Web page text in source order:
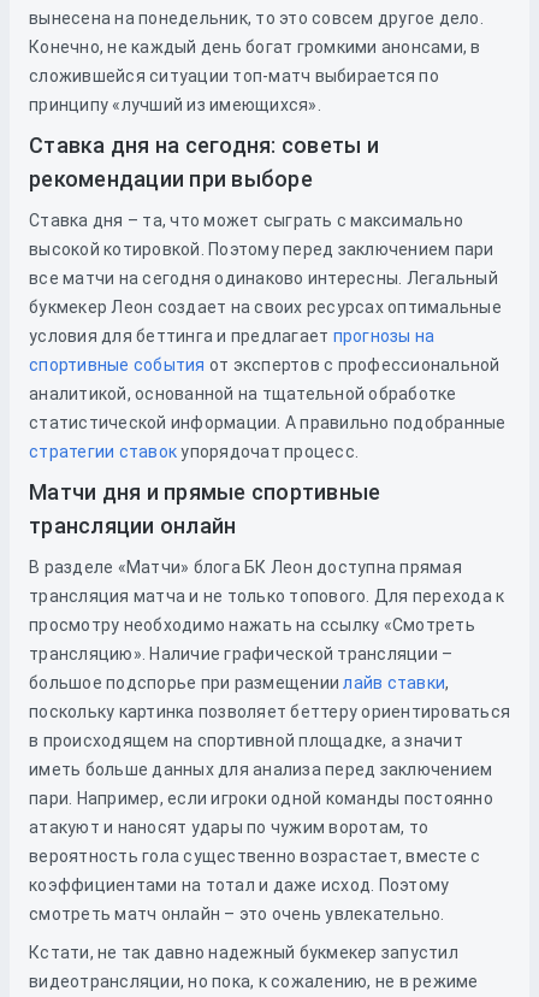
вынесена на понедельник, то это совсем другое дело.
Конечно, не каждый день богат громкими анонсами, в
сложившейся ситуации топ-матч выбирается по
принципу «лучший из имеющихся».
Ставка дня на сегодня: советы и
рекомендации при выборе
Ставка дня – та, что может сыграть с максимально
высокой котировкой. Поэтому перед заключением пари
все матчи на сегодня одинаково интересны. Легальный
букмекер Леон создает на своих ресурсах оптимальные
условия для беттинга и предлагает прогнозы на
спортивные события от экспертов с профессиональной
аналитикой, основанной на тщательной обработке
статистической информации. А правильно подобранные
стратегии ставокупорядочат процесс.
Матчи дня и прямые спортивные
трансляции онлайн
В разделе «Матчи» блога БК Леон доступна прямая
трансляция матча и не только топового. Для перехода к
просмотру необходимо нажать на ссылку «Смотреть
трансляцию». Наличие графической трансляции –
большое подспорье при размещениилайв ставки,
поскольку картинка позволяет беттеру ориентироваться
в происходящем на спортивной площадке, а значит
иметь больше данных для анализа перед заключением
пари. Например, если игроки одной команды постоянно
атакуют и наносят удары по чужим воротам, то
вероятность гола существенно возрастает, вместе с
коэффициентами на тотал и даже исход. Поэтому
смотреть матч онлайн – это очень увлекательно.
Кстати, не так давно надежный букмекер запустил
видеотрансляции, но пока, к сожалению, не в режиме